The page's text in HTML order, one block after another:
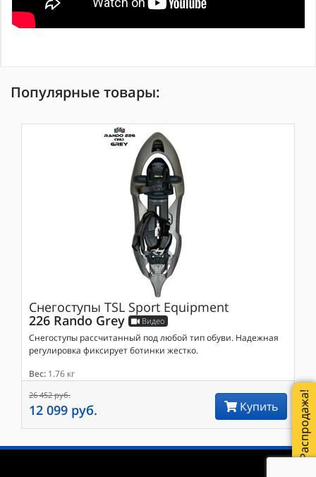
Популярные товары:
Снегоступы TSL Sport Equipment
226 Rando Grey Видео
Снегоступы рассчитанный под любой тип обуви. Надежная
регулировка фиксирует ботинки жестко.
Вес: 1.76 кг
26 452 руб.
12 099 руб. Купить Распродажа!